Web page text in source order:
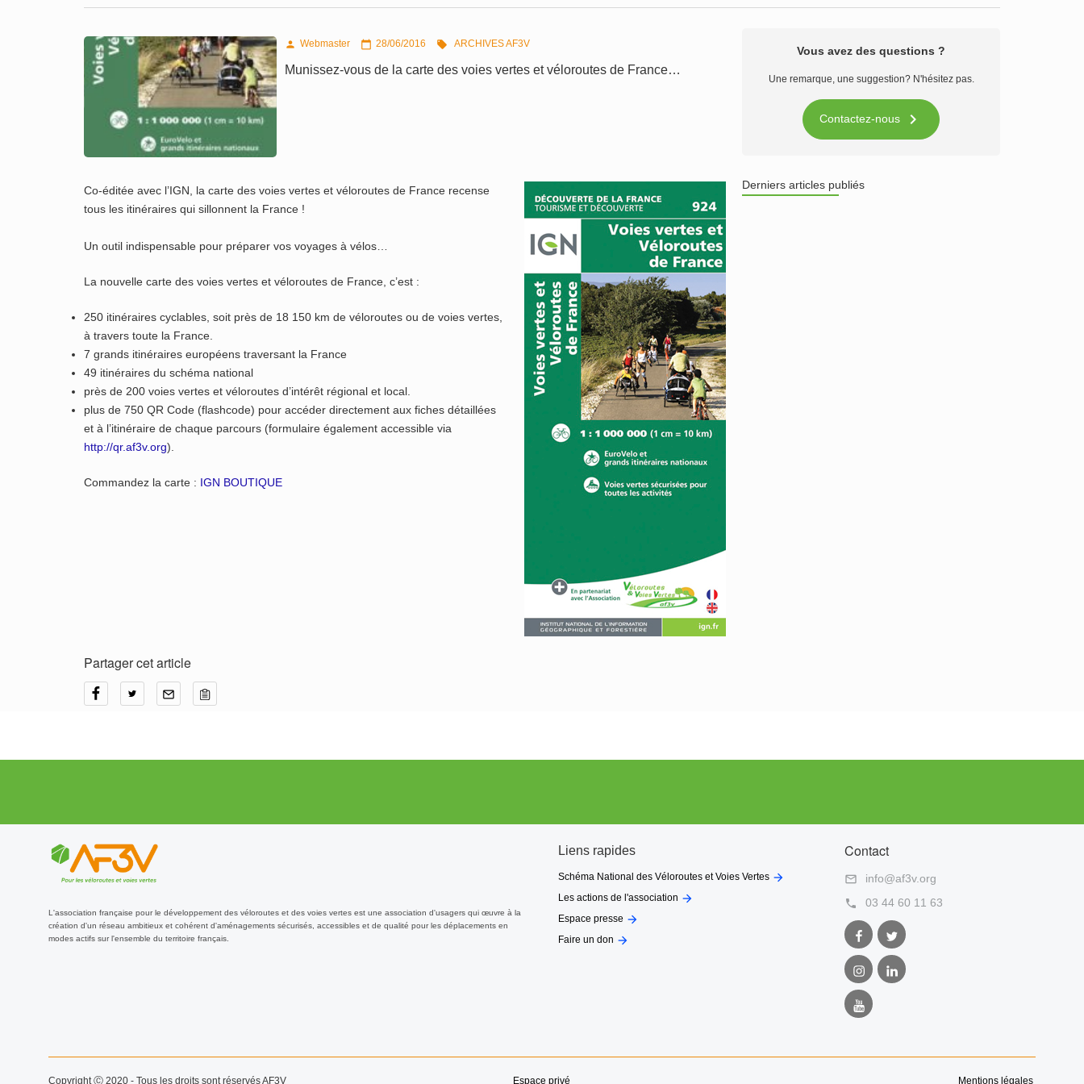
 Webmaster  28/06/2016  ARCHIVES AF3V
Munissez-vous de la carte des voies vertes et véloroutes de France…
Co-éditée avec l’IGN, la carte des voies vertes et véloroutes de France recense
tous les itinéraires qui sillonnent la France !
Un outil indispensable pour préparer vos voyages à vélos…
La nouvelle carte des voies vertes et véloroutes de France, c’est :
250 itinéraires cyclables, soit près de 18 150 km de véloroutes ou de voies vertes,
à travers toute la France.
7 grands itinéraires européens traversant la France
49 itinéraires du schéma national
près de 200 voies vertes et véloroutes d’intérêt régional et local.
plus de 750 QR Code (flashcode) pour accéder directement aux fiches détaillées
et à l’itinéraire de chaque parcours (formulaire également accessible via
http://qr.af3v.org).
Commandez la carte : IGN BOUTIQUE
Vous avez des questions ?
Une remarque, une suggestion? N'hésitez pas.
Contactez-nous 
Derniers articles publiés
Partager cet article
L'association française pour le développement des véloroutes et des voies vertes est une association d'usagers qui œuvre à la
création d'un réseau ambitieux et cohérent d'aménagements sécurisés, accessibles et de qualité pour les déplacements en
modes actifs sur l'ensemble du territoire français.
Liens rapides
Schéma National des Véloroutes et Voies Vertes 
Les actions de l'association 
Espace presse 
Faire un don 
Contact

info@af3v.org

03 44 60 11 63
Facebook
AF3V
Twitter
AF3V
Instagram
AF3V
LinkedIn
AF3V
Youtube
AF3V
Copyright Ⓒ 2020 - Tous les droits sont réservés AF3V Espace privé Mentions légales